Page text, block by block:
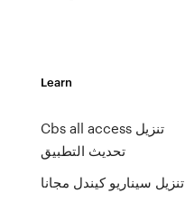
Learn
Cbs all access تنزيل
تحديث التطبيق
تنزيل سيناريو كيندل مجانا